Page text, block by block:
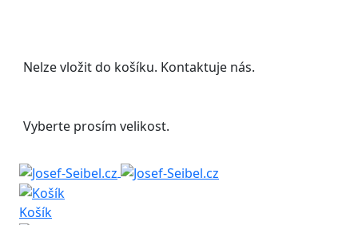
Nelze vložit do košíku. Kontaktuje nás.
Vyberte prosím velikost.
Košík